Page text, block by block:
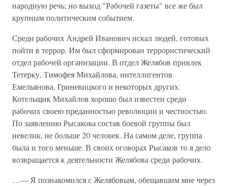
народную речь; но выход "Рабочей газеты" все же был
крупным политическим событием.
Среди рабочих Андрей Иванович искал людей, готовых
пойти в террор. Им был сформирован террористический
отдел рабочей организации. В отдел Желябов привлек
Тетерку, Тимофея Михайлова, интеллигентов
Емельянова, Гриневицкого и некоторых других.
Котельщик Михайлов хорошо был известен среди
рабочих своею преданностью революции и честностью.
По заявлению Рысакова состав боевой группы был
невелик, не больше 20 человек. На самом деле, группа
была и того меньше. В своих оговорах Рысаков то я дело
возвращается к деятельности Желябова среди рабочих.
…— Я познакомился с Желябовым, обещавшим мне через